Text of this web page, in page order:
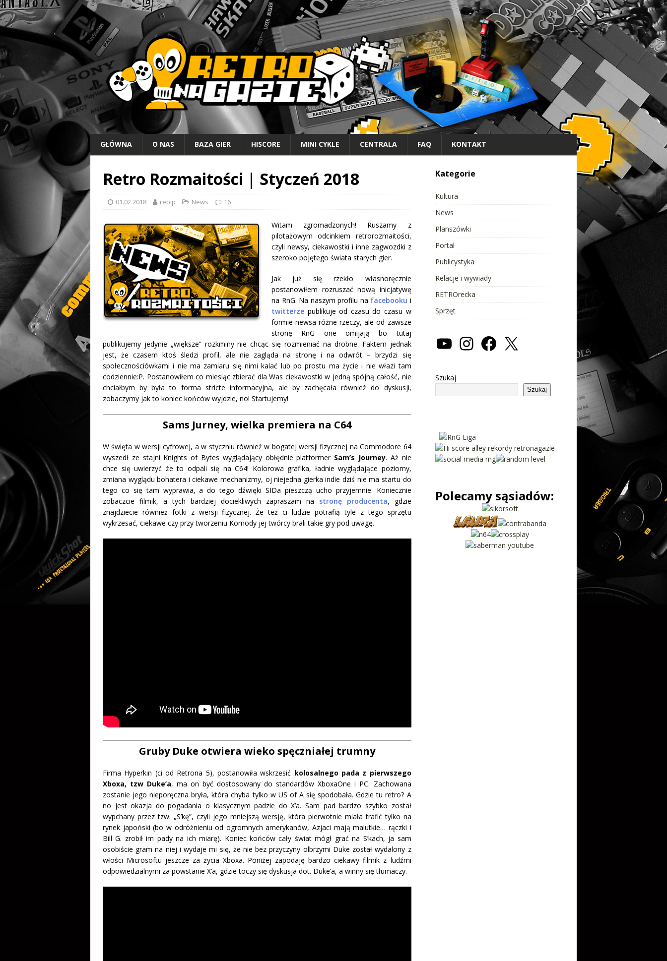
GŁÓWNA O NAS BAZA GIER HISCORE MINI CYKLE CENTRALA FAQ KONTAKT
Retro Rozmaitości | Styczeń 2018
01.02.2018 repip News 16
Witam zgromadzonych! Ruszamy z
pilotażowym odcinkiem retrorozmaitości,
czyli newsy, ciekawostki i inne zagwozdki z
szeroko pojętego świata starych gier.
Jak już się rzekło własnoręcznie
postanowiłem rozruszać nową inicjatywę
na RnG. Na naszym profilu na facebooku i
twitterze publikuje od czasu do czasu w
formie newsa różne rzeczy, ale od zawsze
stronę RnG one omijają bo tutaj
publikujemy jedynie „większe” rozkminy nie chcąc się rozmieniać na drobne. Faktem jednak
jest, że czasem ktoś śledzi profil, ale nie zagląda na stronę i na odwrót – brzydzi się
społecznościówkami i nie ma zamiaru się nimi kalać lub po prostu ma życie i nie włazi tam
codziennie:P. Postanowiłem co miesiąc zbierać dla Was ciekawostki w jedną spójną całość, nie
chciałbym by była to forma stricte informacyjna, ale by zachęcała również do dyskusji,
zobaczymy jak to koniec końców wyjdzie, no! Startujemy!
Sams Jurney, wielka premiera na C64
W święta w wersji cyfrowej, a w styczniu również w bogatej wersji fizycznej na Commodore 64
wyszedł ze stajni Knights of Bytes wyglądający obłędnie platformer Sam’s Journey. Aż nie
chce się uwierzyć że to odpali się na C64! Kolorowa grafika, ładnie wyglądające poziomy,
zmiana wyglądu bohatera i ciekawe mechanizmy, oj niejedna gierka indie dziś nie ma startu do
tego co się tam wyprawia, a do tego dźwięki SIDa pieszczą ucho przyjemnie. Koniecznie
zobaczcie filmik, a tych bardziej dociekliwych zapraszam na stronę producenta, gdzie
znajdziecie również fotki z wersji fizycznej. Że też ci ludzie potrafią tyle z tego sprzętu
wykrzesać, ciekawe czy przy tworzeniu Komody jej twórcy brali takie gry pod uwagę.
Gruby Duke otwiera wieko spęczniałej trumny
Firma Hyperkin (ci od Retrona 5), postanowiła wskrzesić kolosalnego pada z pierwszego
Xboxa, tzw Duke’a, ma on być dostosowany do standardów XboxaOne i PC. Zachowana
zostanie jego nieporęczna bryła, która chyba tylko w US of A się spodobała. Gdzie tu retro? A
no jest okazja do pogadania o klasycznym padzie do X’a. Sam pad bardzo szybko został
wypchany przez tzw. „S’kę”, czyli jego mniejszą wersję, która pierwotnie miała trafić tylko na
rynek japoński (bo w odróżnieniu od ogromnych amerykanów, Azjaci mają malutkie… rączki i
Bill G. zrobił im pady na ich miarę). Koniec końców cały świat mógł grać na S’kach, ja sam
osobiście gram na niej i wydaje mi się, że nie bez przyczyny olbrzymi Duke został wydalony z
włości Microsoftu jeszcze za życia Xboxa. Poniżej zapodaję bardzo ciekawy filmik z ludźmi
odpowiedzialnymi za powstanie X’a, gdzie toczy się dyskusja dot. Duke’a, a winny się tłumaczy.
Kategorie
Kultura
News
Planszówki
Portal
Publicystyka
Relacje i wywiady
RETROrecka
Sprzęt
Szukaj
Szukaj
Polecamy sąsiadów: